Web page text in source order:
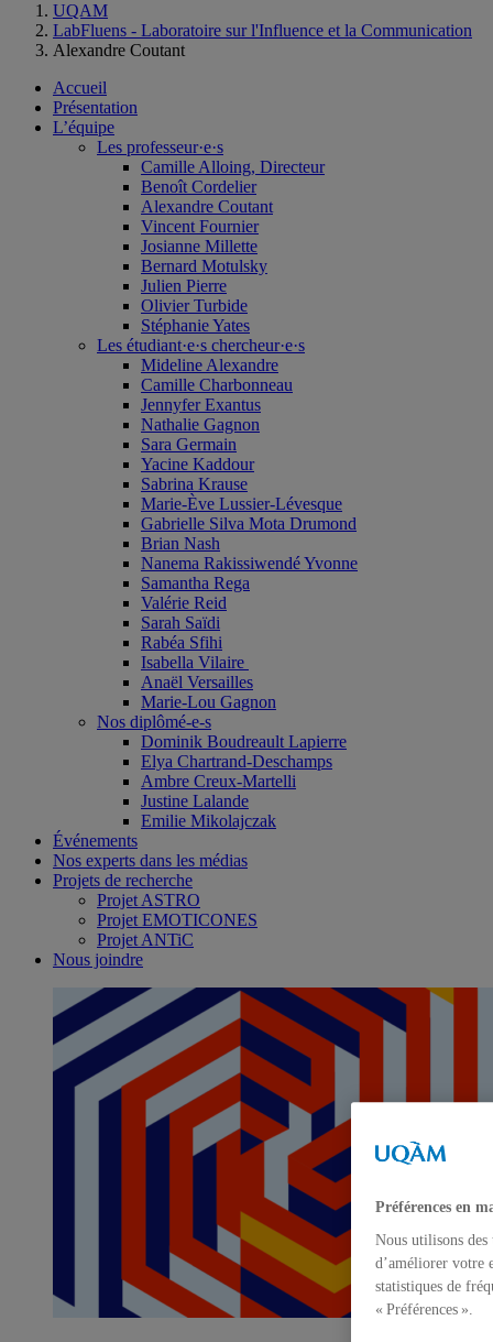
UQAM
LabFluens - Laboratoire sur l'Influence et la Communication
Alexandre Coutant
Accueil
Présentation
L’équipe
Les professeur·e·s
Camille Alloing, Directeur
Benoît Cordelier
Alexandre Coutant
Vincent Fournier
Josianne Millette
Bernard Motulsky
Julien Pierre
Olivier Turbide
Stéphanie Yates
Les étudiant·e·s chercheur·e·s
Mideline Alexandre
Camille Charbonneau
Jennyfer Exantus
Nathalie Gagnon
Sara Germain
Yacine Kaddour
Sabrina Krause
Marie-Ève Lussier-Lévesque
Gabrielle Silva Mota Drumond
Brian Nash
Nanema Rakissiwendé Yvonne
Samantha Rega
Valérie Reid
Sarah Saïdi
Rabéa Sfihi
Isabella Vilaire
Anaël Versailles
Marie-Lou Gagnon
Nos diplômé-e-s
Dominik Boudreault Lapierre
Elya Chartrand-Deschamps
Ambre Creux-Martelli
Justine Lalande
Emilie Mikolajczak
Événements
Nos experts dans les médias
Projets de recherche
Projet ASTRO
Projet EMOTICONES
Projet ANTiC
Nous joindre
Préférences en
Nous utilisons
d’améliorer votre
statistiques de
« Préférences ».